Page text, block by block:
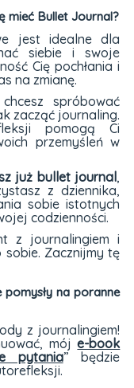
mieć Bullet Journal?
jest idealne dla
siebie i swoje
Cię pochłania i
na zmianę.
spróbować
zacząć journaling.
pomogą Ci
przemyśleń w
już bullet journal,
z dziennika,
sobie istotnych
codzienności.
z journalingiem i
Zacznijmy tę
pomysły na poranne
z journalingiem!
móje-book
pytania” będzie